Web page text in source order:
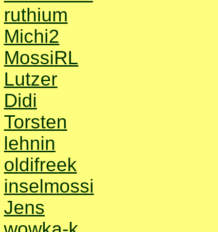
ruthium
Michi2
MossiRL
Lutzer
Didi
Torsten
lehnin
oldifreek
inselmossi
Jens